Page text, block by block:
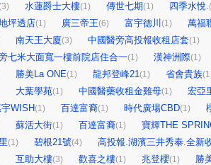
(3) 水蓮爵士大樓(1) 傳世七期(1) 四季水悅.
坪透店(1) 廣三帝王(6) 富宇德川 (1)
萬福
南天王大廈(3) 中國醫旁高投報收租店套(1)
七米大面寬一樓前院店住合一(1) 漢神洲際(1)
勝美La ONE(1) 龍邦登峰21(1) 省會貴族
大葉學苑(1) 中國醫藥收租金雞母(1)
宏亞
WISH(1) 百達富裔(1) 時代廣場CBD(1)
蘇活大街(1) 百達富裔(1)
寶輝THE
(1) 碧根21號(4)
高投報.湖濱三井秀泰.全新
互助大樓(3) 歡喜之樓(1) 兆登櫻(1)
勝